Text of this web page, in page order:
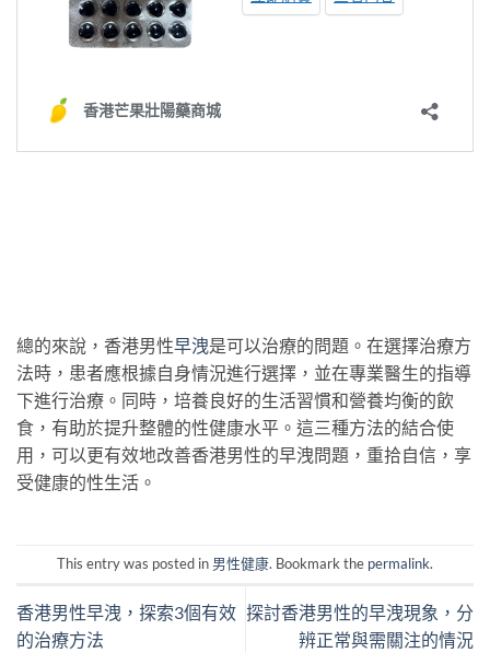
總的來說，香港男性早洩是可以治療的問題。在選擇治療方
法時，患者應根據自身情況進行選擇，並在專業醫生的指導
下進行治療。同時，培養良好的生活習慣和營養均衡的飲
食，有助於提升整體的性健康水平。這三種方法的結合使
用，可以更有效地改善香港男性的早洩問題，重拾自信，享
受健康的性生活。
This entry was posted in 男性健康. Bookmark the permalink.
香港男性早洩，探索3個有效
的治療方法
探討香港男性的早洩現象，分
辨正常與需關注的情況